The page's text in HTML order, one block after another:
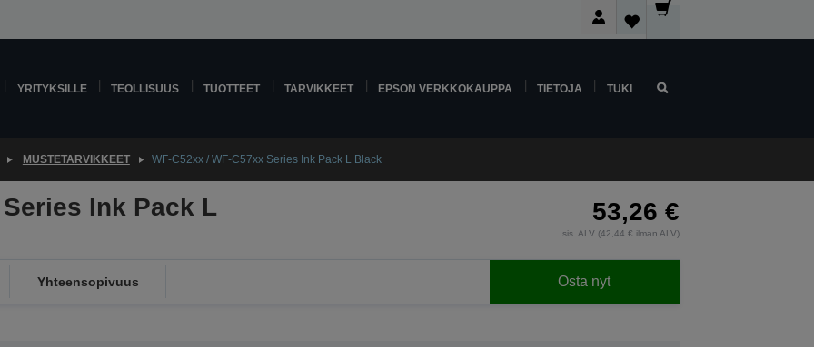
YRITYKSILLE TEOLLISUUS TUOTTEET TARVIKKEET EPSON VERKKOKAUPPA TIETOJA TUKI
MUSTETARVIKKEET WF-C52xx / WF-C57xx Series Ink Pack L Black
Ink Pack L
53,26 €
sis. ALV (42,44 € ilman ALV)
Yhteensopivuus Osta nyt